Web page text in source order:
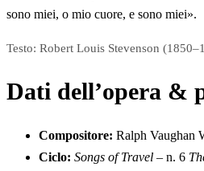
sono miei, o mio cuore, e sono miei».
Testo: Robert Louis Stevenson
Dati dell’opera &
Compositore: Ralph Vaughan
Ciclo: Songs of Travel – n. 6